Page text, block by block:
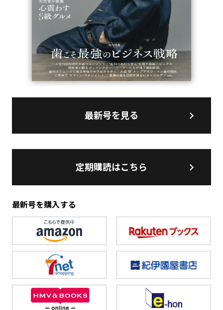
最新号を見る
定期購読はこちら
最新号を購入する